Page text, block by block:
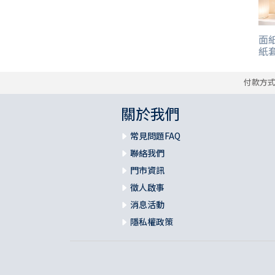
面
紙
付款方
關於我們
常見問題FAQ
聯絡我們
門市資訊
徵人啟事
消息活動
隱私權政策